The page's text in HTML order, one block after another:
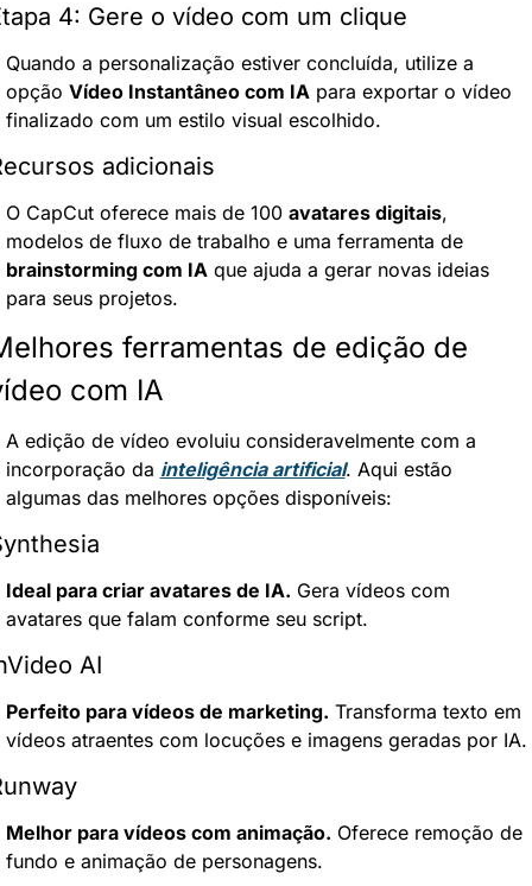
4: Gere o vídeo com um clique
Quando a personalização estiver concluída, utilize a
opção Vídeo Instantâneo com IA para exportar o vídeo
finalizado com um estilo visual escolhido.
adicionais
O CapCut oferece mais de 100 avatares digitais,
modelos de fluxo de trabalho e uma ferramenta de
brainstorming com IA que ajuda a gerar novas ideias
para seus projetos.
ferramentas de edição de
com IA
A edição de vídeo evoluiu consideravelmente com a
incorporação da inteligência artificial. Aqui estão
algumas das melhores opções disponíveis:
Ideal para criar avatares de IA. Gera vídeos com
avatares que falam conforme seu script.
AI
Perfeito para vídeos de marketing. Transforma texto em
vídeos atraentes com locuções e imagens geradas por IA.
Melhor para vídeos com animação. Oferece remoção de
fundo e animação de personagens.